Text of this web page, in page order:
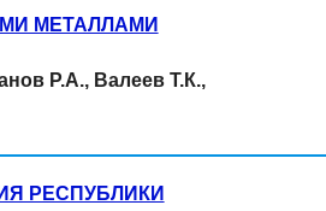
МЕТАЛЛАМИ
Р.А., Валеев Т.К.,
РЕСПУБЛИКИ